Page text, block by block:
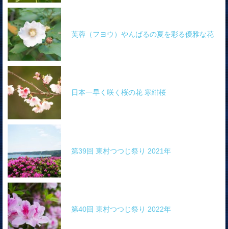
芙蓉（フヨウ）やんばるの夏を彩る優雅な花
日本一早く咲く桜の花 寒緋桜
第39回 東村つつじ祭り 2021年
第40回 東村つつじ祭り 2022年